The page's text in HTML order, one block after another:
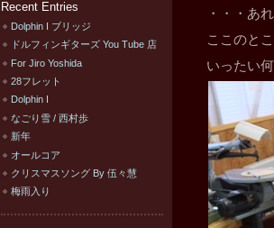
・・・あ
ここのと
いったい
Recent Entries
Dolphin I ブリッジ
ドルフィンギターズ You Tube 店
For Jiro Yoshida
28フレット
Dolphin I
なごり雪 / 西村歩
新年
オールコア
クリスマスソング By 伍々慧
梅雨入り